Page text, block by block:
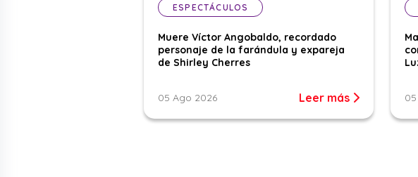
ESPECTÁCULOS
Muere Víctor Angobaldo, recordado
personaje de la farándula y expareja
de Shirley Cherres
05 Ago 2026 Leer más